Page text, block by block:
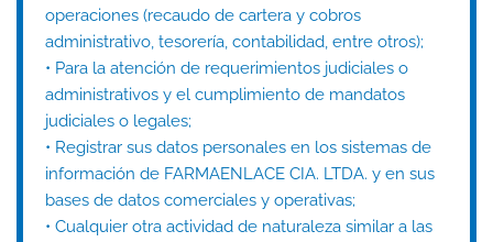
operaciones (recaudo de cartera y cobros
administrativo, tesorería, contabilidad, entre otros);
• Para la atención de requerimientos judiciales o
administrativos y el cumplimiento de mandatos
judiciales o legales;
• Registrar sus datos personales en los sistemas de
información de FARMAENLACE CIA. LTDA. y en sus
bases de datos comerciales y operativas;
• Cualquier otra actividad de naturaleza similar a las